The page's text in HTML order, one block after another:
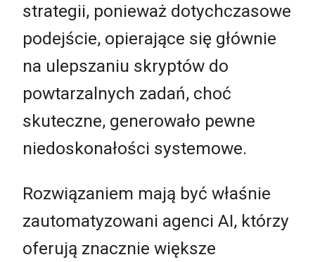
strategii, ponieważ dotychczasowe
podejście, opierające się głównie
na ulepszaniu skryptów do
powtarzalnych zadań, choć
skuteczne, generowało pewne
niedoskonałości systemowe.
Rozwiązaniem mają być właśnie
zautomatyzowani agenci AI, którzy
oferują znacznie większe